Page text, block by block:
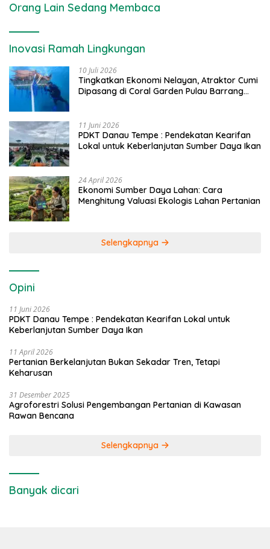
Orang Lain Sedang Membaca
Inovasi Ramah Lingkungan
10 Juli 2026
Tingkatkan Ekonomi Nelayan, Atraktor Cumi
Dipasang di Coral Garden Pulau Barrang
11 Juni 2026
PDKT Danau Tempe : Pendekatan Kearifan
Lokal untuk Keberlanjutan Sumber Daya Ikan
24 April 2026
Ekonomi Sumber Daya Lahan: Cara
Menghitung Valuasi Ekologis Lahan Pertanian
Selengkapnya
Opini
11 Juni 2026
PDKT Danau Tempe : Pendekatan Kearifan Lokal untuk
Keberlanjutan Sumber Daya Ikan
11 April 2026
Pertanian Berkelanjutan Bukan Sekadar Tren, Tetapi
Keharusan
31 Desember 2025
Agroforestri Solusi Pengembangan Pertanian di Kawasan
Rawan Bencana
Selengkapnya
Banyak dicari